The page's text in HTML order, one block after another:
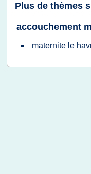
Plus de thèmes
accouchement
maternite le